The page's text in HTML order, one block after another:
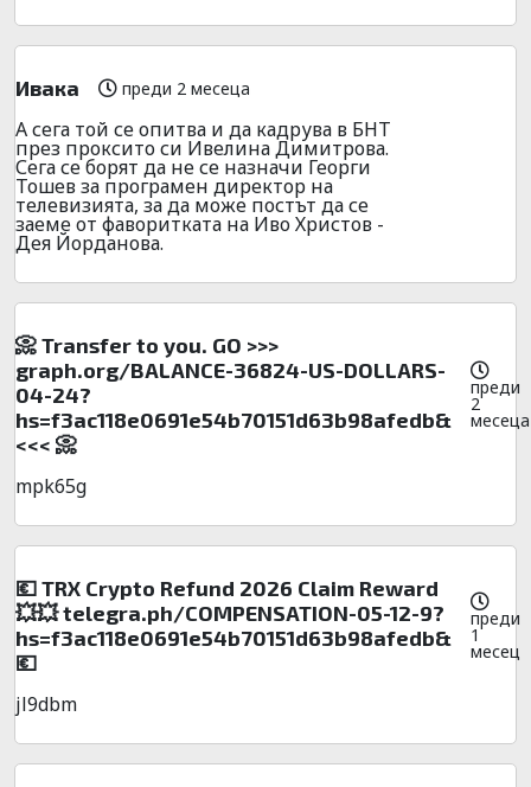
Ивака преди 2 месеца
А сега той се опитва и да кадрува в БНТ
през проксито си Ивелина Димитрова.
Сега се борят да не се назначи Георги
Тошев за програмен директор на
телевизията, за да може постът да се
заеме от фаворитката на Иво Христов -
Дея Йорданова.
📀 Transfer to you. GO >>>
graph.org/BALANCE-36824-US-DOLLARS-
04-24?
hs=f3ac118e0691e54b70151d63b98afedb&
<<< 📀
преди
2
месеца
mpk65g
💶 TRX Crypto Refund 2026 Claim Reward
💥💥 telegra.ph/COMPENSATION-05-12-9?
hs=f3ac118e0691e54b70151d63b98afedb&
💶
преди
1
месец
jl9dbm